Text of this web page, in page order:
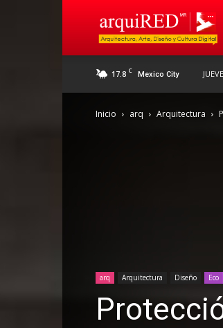
17.8 C Mexico City
Inicio arq Arquitectura
arq Arquitectura Diseño Eco